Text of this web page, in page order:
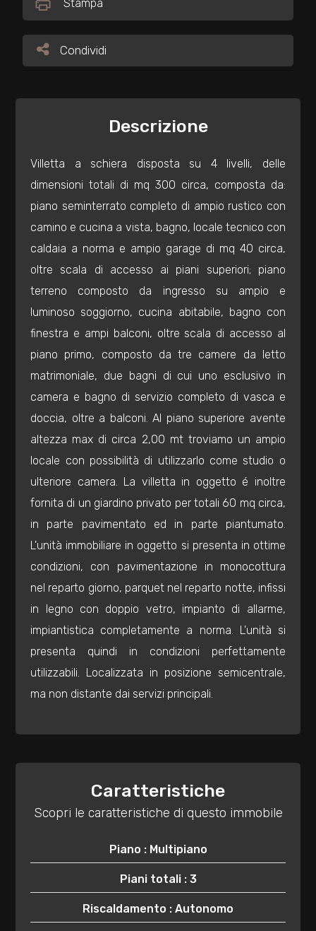
Stampa
Condividi
Condividi
Descrizione
Villetta a schiera disposta su 4 livelli, delle
dimensioni totali di mq 300 circa, composta da:
piano seminterrato completo di ampio rustico con
camino e cucina a vista, bagno, locale tecnico con
caldaia a norma e ampio garage di mq 40 circa,
oltre scala di accesso ai piani superiori; piano
terreno composto da ingresso su ampio e
luminoso soggiorno, cucina abitabile, bagno con
finestra e ampi balconi, oltre scala di accesso al
piano primo, composto da tre camere da letto
matrimoniale, due bagni di cui uno esclusivo in
camera e bagno di servizio completo di vasca e
doccia, oltre a balconi. Al piano superiore avente
altezza max di circa 2,00 mt troviamo un ampio
locale con possibilità di utilizzarlo come studio o
ulteriore camera. La villetta in oggetto é inoltre
fornita di un giardino privato per totali 60 mq circa,
in parte pavimentato ed in parte piantumato.
L'unità immobiliare in oggetto si presenta in ottime
condizioni, con pavimentazione in monocottura
nel reparto giorno, parquet nel reparto notte, infissi
in legno con doppio vetro, impianto di allarme,
impiantistica completamente a norma. L'unità si
presenta quindi in condizioni perfettamente
utilizzabili. Localizzata in posizione semicentrale,
ma non distante dai servizi principali.
Caratteristiche
Scopri le caratteristiche di questo immobile
Piano : Multipiano
Piani totali : 3
Riscaldamento : Autonomo
Commerciali
Industriali
Terreni
Totale
mq
Locali
minimi
Qualsiasi
4
5
minimi
1